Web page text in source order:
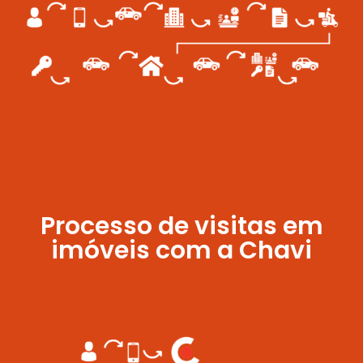
Processo de visitas em
imóveis com a Chavi